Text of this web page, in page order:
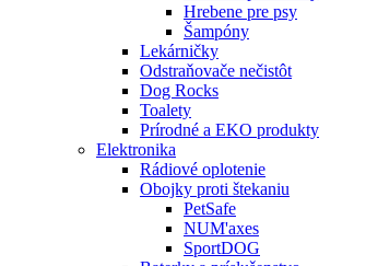
Hrebene pre psy
Šampóny
Lekárničky
Odstraňovače nečistôt
Dog Rocks
Toalety
Prírodné a EKO produkty
Elektronika
Rádiové oplotenie
Obojky proti štekaniu
PetSafe
NUM'axes
SportDOG